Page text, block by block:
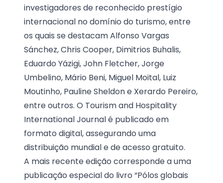
investigadores de reconhecido prestígio
internacional no domínio do turismo, entre
os quais se destacam Alfonso Vargas
Sánchez, Chris Cooper, Dimitrios Buhalis,
Eduardo Yázigi, John Fletcher, Jorge
Umbelino, Mário Beni, Miguel Moital, Luiz
Moutinho, Pauline Sheldon e Xerardo Pereiro,
entre outros. O Tourism and Hospitality
International Journal é publicado em
formato digital, assegurando uma
distribuição mundial e de acesso gratuito.
A mais recente edição corresponde a uma
publicação especial do livro “Pólos globais